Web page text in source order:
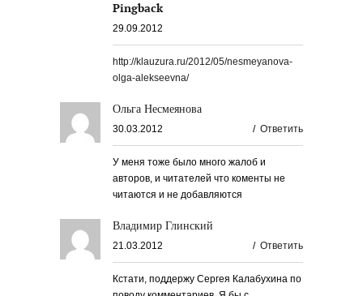
Pingback
29.09.2012
http://klauzura.ru/2012/05/nesmeyanova-
olga-alekseevna/
Ольга Несмеянова
30.03.2012 / Ответить
У меня тоже было много жалоб и
авторов, и читателей что коменты не
читаются и не добавляются
Владимир Глинский
21.03.2012 / Ответить
Кстати, поддержу Сергея Калабухина по